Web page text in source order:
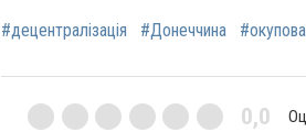
#децентралізація #Донеччина
0,0